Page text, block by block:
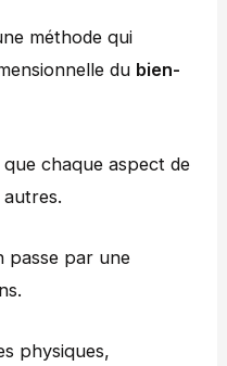
méthode qui
du bien-
chaque aspect de
passe par une
physiques,